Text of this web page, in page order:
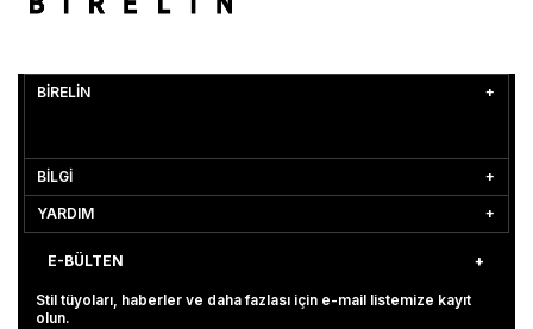
BİRELİN
BİLGİ
YARDIM
E-BÜLTEN
Stil tüyoları, haberler ve daha fazlası için e-mail listemize kayıt
olun.